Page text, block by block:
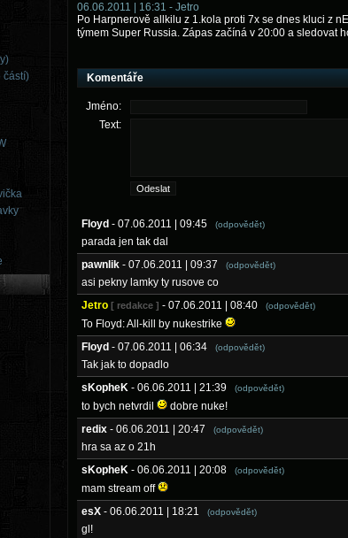
částí)
06.06.2011 | 16:31 - Jetro
Po Harpnerově allkilu z 1.kola proti 7x se dnes kluci z
týmem Super Russia. Zápas začíná v 20:00 a sledovat
Komentáře
Jméno:
Text:
Floyd - 07.06.2011 | 09:45 (odpovědět)
parada jen tak dal
pawnlik - 07.06.2011 | 09:37 (odpovědět)
asi pekny lamky ty rusove co
Jetro [ redakce ] - 07.06.2011 | 08:40 (odpovědět)
To Floyd: All-kill by nukestrike
Floyd - 07.06.2011 | 06:34 (odpovědět)
Tak jak to dopadlo
sKopheK - 06.06.2011 | 21:39 (odpovědět)
to bych netvrdil
dobre nuke!
redix - 06.06.2011 | 20:47 (odpovědět)
hra sa az o 21h
sKopheK - 06.06.2011 | 20:08 (odpovědět)
mam stream off
esX - 06.06.2011 | 18:21 (odpovědět)
gl!